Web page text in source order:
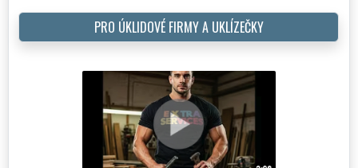
PRO ÚKLIDOVÉ FIRMY A UKLÍZEČKY